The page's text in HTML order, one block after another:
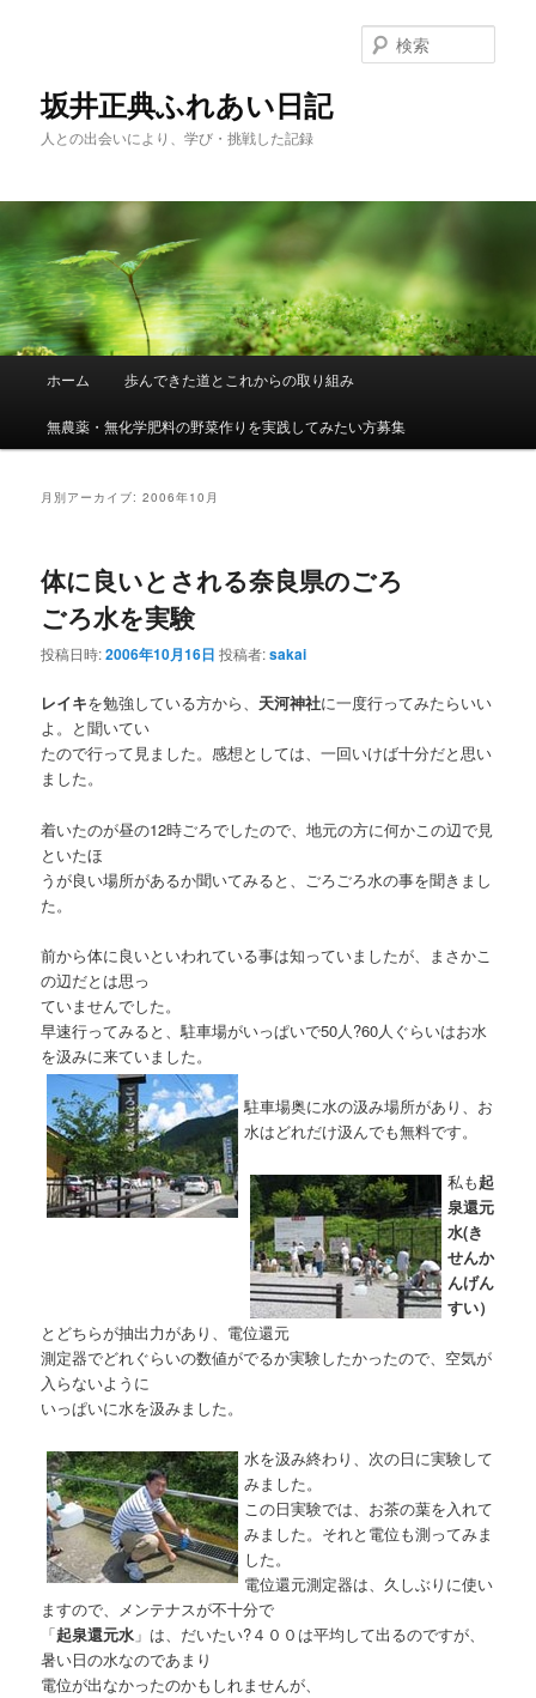
へ
動
移
坂井正典ふれあい日記
人との出会いにより、学び・挑戦した記録
索
メ
ホーム 歩んできた道とこれからの取り組み
無農薬・無化学肥料の野菜作りを実践してみたい方募集
月別アーカイブ:2006年10月
体に良いとされる奈良県のごろ
ごろ水を実験
投稿日時:2006年10月16日 投稿者:sakai
レイキを勉強している方から、 天河神社に一度行ってみたらいい
よ。と聞いてい
たので行って見ました。感想としては、一回いけば十分だと思い
ました。
着いたのが昼の12時ごろでしたので、地元の方に何かこの辺で見
といたほ
うが良い場所があるか聞いてみると、ごろごろ水の事を聞きまし
た。
前から体に良いといわれている事は知っていましたが、まさかこ
の辺だとは思っ
ていませんでした。
早速行ってみると、駐車場がいっぱいで50人?60人ぐらいはお水
を汲みに来ていました。
駐車場奥に水の汲み場所があり、お
水はどれだけ汲んでも無料です。
私も起
泉還元
水(き
せんか
んげん
すい）
とどちらが抽出力があり、電位還元
測定器でどれぐらいの数値がでるか実験したかったので、空気が
入らないように
いっぱいに水を汲みました。
水を汲み終わり、次の日に実験して
みました。
この日実験では、お茶の葉を入れて
みました。それと電位も測ってみま
した。
電位還元測定器は、久しぶりに使い
ますので、メンテナスが不十分で
「起泉還元水 」は、だいたい?４００は平均して出るのですが、
暑い日の水なのであまり
電位が出なかったのかもしれませんが、